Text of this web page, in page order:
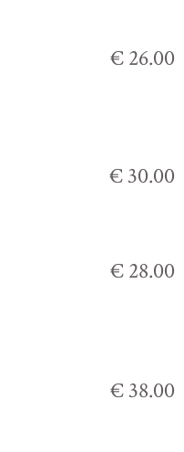
€ 26.00
€ 30.00
€ 28.00
€ 38.00